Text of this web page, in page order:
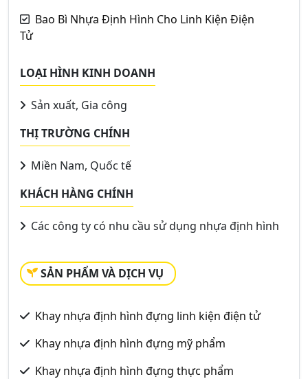
Bao Bì Nhựa Định Hình Cho Linh Kiện Điện
Tử
LOẠI HÌNH KINH DOANH
Sản xuất, Gia công
THỊ TRƯỜNG CHÍNH
Miền Nam, Quốc tế
KHÁCH HÀNG CHÍNH
Các công ty có nhu cầu sử dụng nhựa định hình
SẢN PHẨM VÀ DỊCH VỤ
Khay nhựa định hình đựng linh kiện điện tử
Khay nhựa định hình đựng mỹ phẩm
Khay nhựa định hình đựng thực phẩm